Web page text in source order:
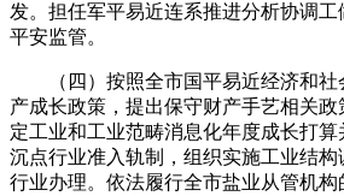
发。担任军平易近连系推进分析协调
平安监管。
（四）按照全市国平易近经济和社
产成长政策，提出保守财产手艺相关
定工业和工业范畴消息化年度成长打
沉点行业准入轨制，组织实施工业结
行业办理。依法履行全市盐业从管机